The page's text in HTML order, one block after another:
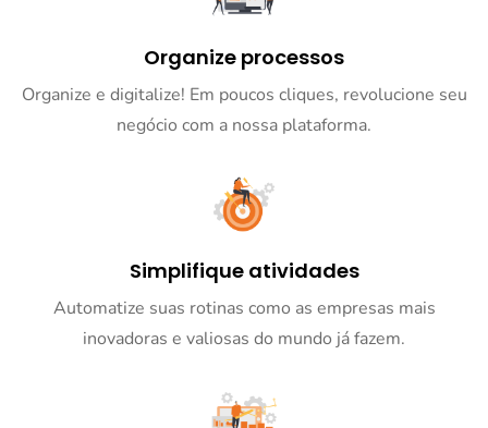
Organize processos
Organize e digitalize! Em poucos cliques, revolucione seu
negócio com a nossa plataforma.
Simplifique atividades
Automatize suas rotinas como as empresas mais
inovadoras e valiosas do mundo já fazem.